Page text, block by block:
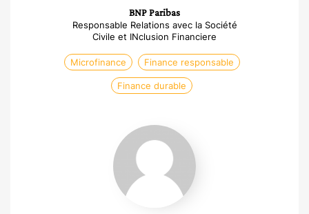
BNP Paribas
Responsable Relations avec la Société
Civile et INclusion Financiere
Microfinance Finance responsable
Finance durable
Seynabou
Mbaye